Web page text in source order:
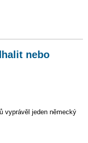
nebo
vyprávěl jeden německý